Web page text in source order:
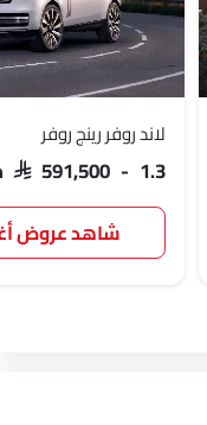
لاند روفر رينج روفر
SAR 591,500 - 1.3 مليون
شاهد عروض